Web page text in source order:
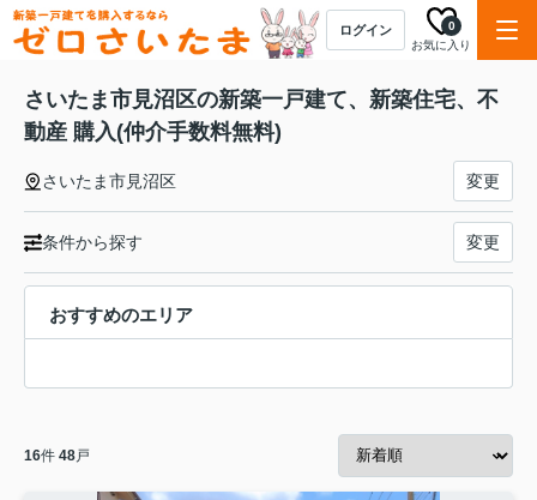
ログイン
お気に入り
0
さいたま市見沼区の新築一戸建て、新築住宅、不
動産 購入(仲介手数料無料)
さいたま市見沼区 変更
条件から探す 変更
おすすめのエリア
16件 48戸